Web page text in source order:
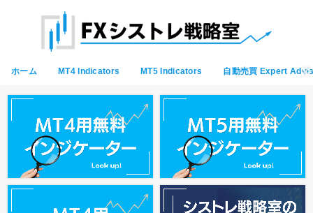
ホーム MT4 Indicators MT5 Indicators 自動売買 Expert